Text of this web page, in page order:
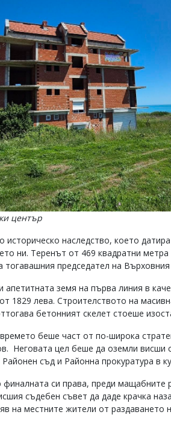
център
наследство, което
ни. Теренът от 469 квадратни
председател на
апетитната земя на първа линия в
1829 лева. Строителството на
бетонният скелет стоеше
беше част от по-широка
цел беше да оземли висши
съд и Районна прокуратура в
си права, преди мащабните
съдебен съвет да даде крачка
на местните жители от раздаването